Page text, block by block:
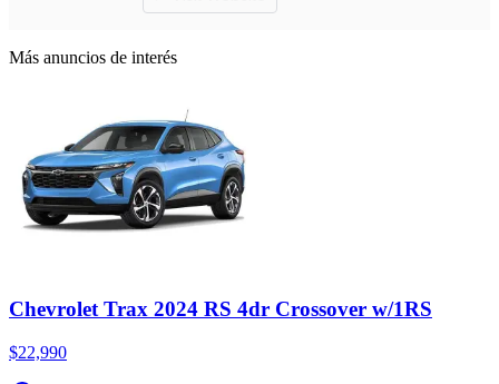
Más anuncios de interés
Chevrolet Trax 2024 RS 4dr Crossover w/1RS
$22,990